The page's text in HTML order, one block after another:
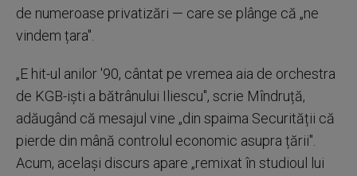
de numeroase privatizări — care se plânge că „ne
vindem țara".
„E hit-ul anilor '90, cântat pe vremea aia de orchestra
de KGB-iști a bătrânului Iliescu", scrie Mîndruță,
adăugând că mesajul vine „din spaima Securității că
pierde din mână controlul economic asupra țării".
Acum, același discurs apare „remixat în studioul lui